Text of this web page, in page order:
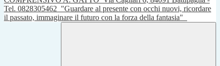
Tel. 0828305462 "Guardare al presente con occhi nuovi, ricordare
il passato, immaginare il futuro con la forza della fantasia"